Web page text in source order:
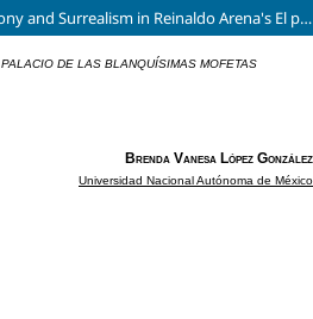
Writting Trauma: Testimony and Surrealism in Reinaldo Arena's El palacio de las blanquísimas mofetas